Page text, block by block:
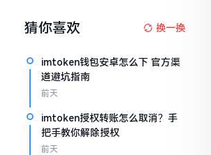
猜你喜欢 换一换
imtoken钱包安卓怎么下 官方渠
道避坑指南
前天
imtoken授权转账怎么取消？手
把手教你解除授权
前天